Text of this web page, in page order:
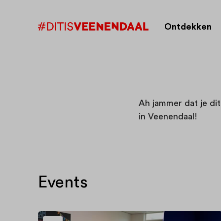
Ontdekken
Ah jammer dat je
in Veenendaal!
Events